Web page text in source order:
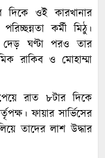
দিকে ওই কারখানার
কর্মী মিঠু।
দেড় ঘণ্টা পরও তার
রাকিব ও মোহাম্মা
রাত ৮টার দিকে
ফায়ার সার্ভিসের
তাদের লাশ উদ্ধার